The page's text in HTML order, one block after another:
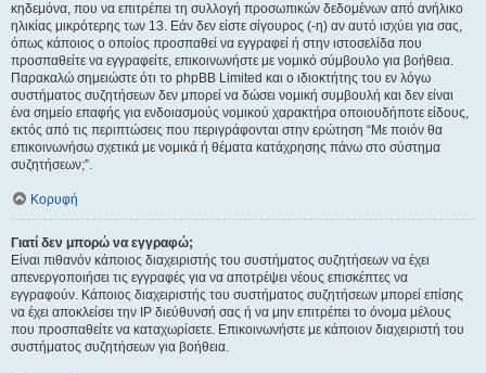
κηδεμόνα, που να επιτρέπει τη συλλογή προσωπικών δεδομένων από ανήλικο
ηλικίας μικρότερης των 13. Εάν δεν είστε σίγουρος (-η) αν αυτό ισχύει για σας,
όπως κάποιος ο οποίος προσπαθεί να εγγραφεί ή στην ιστοσελίδα που
προσπαθείτε να εγγραφείτε, επικοινωνήστε με νομικό σύμβουλο για βοήθεια.
Παρακαλώ σημειώστε ότι το phpBB Limited και ο ιδιοκτήτης του εν λόγω
συστήματος συζητήσεων δεν μπορεί να δώσει νομική συμβουλή και δεν είναι
ένα σημείο επαφής για ενδοιασμούς νομικού χαρακτήρα οποιουδήποτε είδους,
εκτός από τις περιπτώσεις που περιγράφονται στην ερώτηση “Με ποιόν θα
επικοινωνήσω σχετικά με νομικά ή θέματα κατάχρησης πάνω στο σύστημα
συζητήσεων;”.
Κορυφή
Γιατί δεν μπορώ να εγγραφώ;
Είναι πιθανόν κάποιος διαχειριστής του συστήματος συζητήσεων να έχει
απενεργοποιήσει τις εγγραφές για να αποτρέψει νέους επισκέπτες να
εγγραφούν. Κάποιος διαχειριστής του συστήματος συζητήσεων μπορεί επίσης
να έχει αποκλείσει την IP διεύθυνσή σας ή να μην επιτρέπει το όνομα μέλους
που προσπαθείτε να καταχωρίσετε. Επικοινωνήστε με κάποιον διαχειριστή του
συστήματος συζητήσεων για βοήθεια.